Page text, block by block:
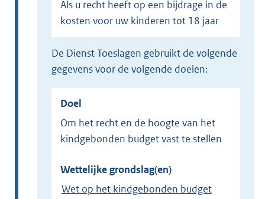
Als u recht heeft op een bijdrage in de
kosten voor uw kinderen tot 18 jaar
de Dienst Toeslagen gebruikt de volgende
gegevens voor de volgende doelen:
Doel
Om het recht en de hoogte van het
kindgebonden budget vast te stellen
Wettelijke grondslag(en)
Wet op het kindgebonden budget